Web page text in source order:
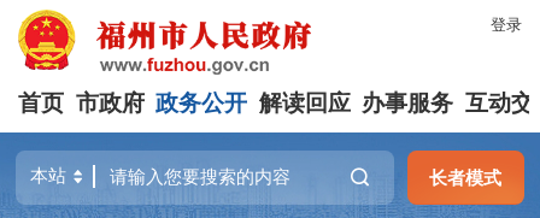
登录
首页 市政府 政务公开 解读回应 办事服务 互动交
长者模式